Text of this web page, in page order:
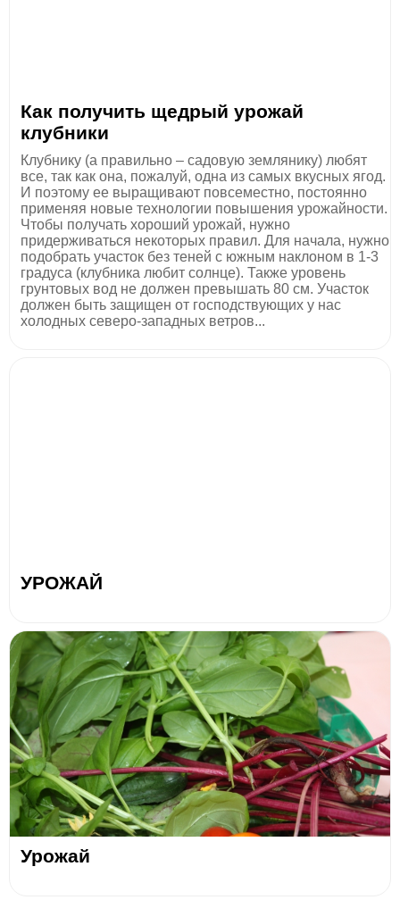
Как получить щедрый урожай
клубники
Клубнику (а правильно – садовую землянику) любят
все, так как она, пожалуй, одна из самых вкусных ягод.
И поэтому ее выращивают повсеместно, постоянно
применяя новые технологии повышения урожайности.
Чтобы получать хороший урожай, нужно
придерживаться некоторых правил. Для начала, нужно
подобрать участок без теней с южным наклоном в 1-3
градуса (клубника любит солнце). Также уровень
грунтовых вод не должен превышать 80 см. Участок
должен быть защищен от господствующих у нас
холодных северо-западных ветров...
УРОЖАЙ
Урожай